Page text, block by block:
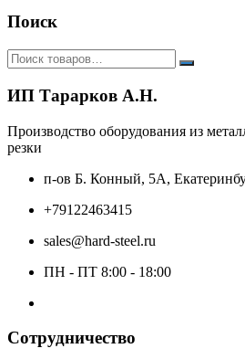
Поиск
ИП Тарарков А.Н.
Производство оборудования из
резки
п-ов Б. Конный, 5А,
+79122463415
sales@hard-steel.ru
ПН - ПТ 8:00 - 18:00
Сотрудничество